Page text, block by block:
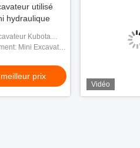
utilisé
hydraulique
Kubota
Mini Excavator
prix
Vidéo